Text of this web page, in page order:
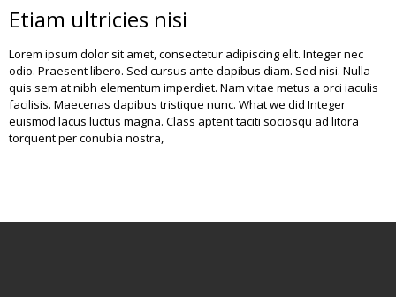
Etiam ultricies nisi
Lorem ipsum dolor sit amet, consectetur adipiscing elit. Integer nec
odio. Praesent libero. Sed cursus ante dapibus diam. Sed nisi. Nulla
quis sem at nibh elementum imperdiet. Nam vitae metus a orci iaculis
facilisis. Maecenas dapibus tristique nunc. What we did Integer
euismod lacus luctus magna. Class aptent taciti sociosqu ad litora
torquent per conubia nostra,